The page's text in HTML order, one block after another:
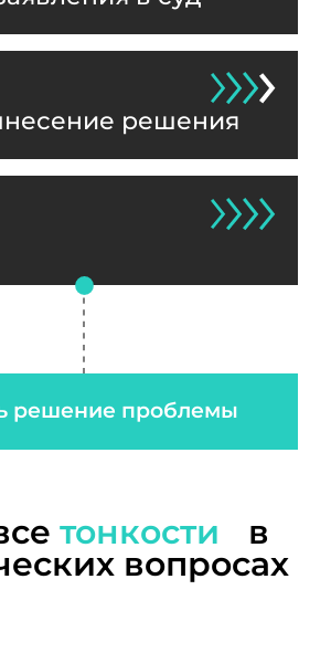
решения
решение проблемы
тонкости в
вопросах